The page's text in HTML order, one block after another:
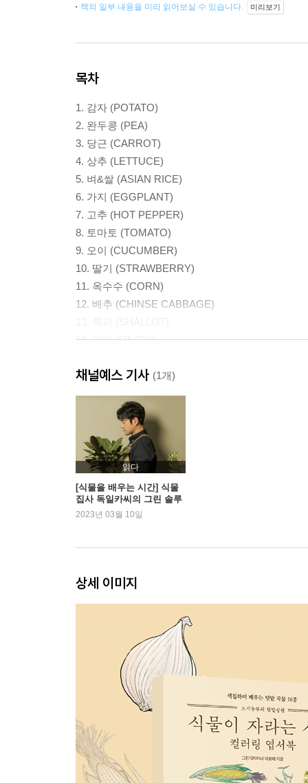
책의 일부 내용을 미리 읽어보실 수 있습니다. 미리보기
목차
1. 감자 (POTATO)
2. 완두콩 (PEA)
3. 당근 (CARROT)
4. 상추 (LETTUCE)
5. 벼&쌀 (ASIAN RICE)
6. 가지 (EGGPLANT)
7. 고추 (HOT PEPPER)
8. 토마토 (TOMATO)
9. 오이 (CUCUMBER)
10. 딸기 (STRAWBERRY)
11. 옥수수 (CORN)
12. 배추 (CHINSE CABBAGE)
14. 양파 (ONION)
16. 목화 (COTTON PLANT)
채널예스 기사 (1개)
읽다
[식물을 배우는 시간] 식물
집사 독일카씨의 그린 솔루
션
2023년 03월 10일
상세 이미지